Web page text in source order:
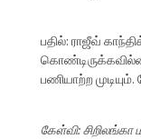
பதில்: ராஜீவ்
பணியாற்ற
கேள்வி: